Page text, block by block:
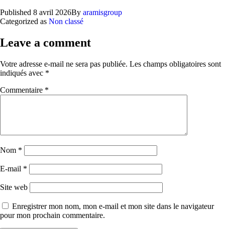
Published 8 avril 2026By aramisgroup
Categorized as Non classé
Leave a comment
Votre adresse e-mail ne sera pas publiée. Les champs obligatoires sont
indiqués avec *
Commentaire *
Nom *
E-mail *
Site web
Enregistrer mon nom, mon e-mail et mon site dans le navigateur
pour mon prochain commentaire.